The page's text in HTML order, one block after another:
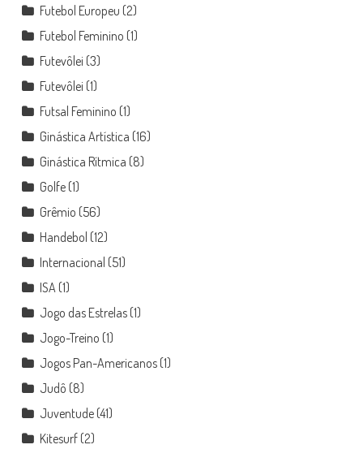
Futebol Europeu (2)
Futebol Feminino (1)
Futevôlei (3)
Futevôlei (1)
Futsal Feminino (1)
Ginástica Artística (16)
Ginástica Rítmica (8)
Golfe(1)
Grêmio (56)
Handebol (12)
Internacional (51)
ISA (1)
Jogo das Estrelas(1)
Jogo-Treino (1)
Jogos Pan-Americanos(1)
Judô (8)
Juventude(41)
Kitesurf(2)